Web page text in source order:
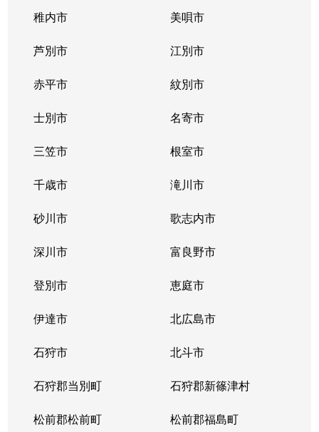
稚内市 美唄市
芦別市 江別市
赤平市 紋別市
士別市 名寄市
三笠市 根室市
千歳市 滝川市
砂川市 歌志内市
深川市 富良野市
登別市 恵庭市
伊達市 北広島市
石狩市 北斗市
石狩郡当別町 石狩郡新篠津村
松前郡松前町 松前郡福島町